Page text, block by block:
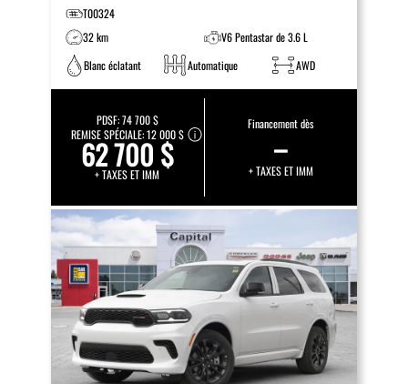
T00324
32 km
V6 Pentastar de 3.6 L
Blanc éclatant
Automatique AWD
PDSF:74 700 $
REMISE SPÉCIALE:12 000 $
62 700 $
+ TAXES ET IMM
Financement dès
–
+ TAXES ET IMM